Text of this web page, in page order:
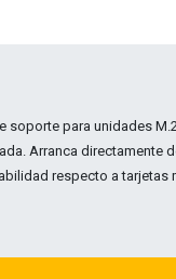
soporte para unidades
Arranca
respecto a tarjetas